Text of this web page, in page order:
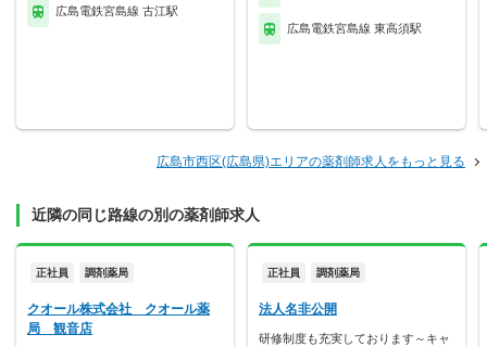
広島電鉄宮島線 古江駅
広島電鉄宮島線 東高須駅
広島市西区(広島県)エリアの薬剤師求人をもっと見る
近隣の同じ路線の別の薬剤師求人
正社員 調剤薬局
クオール株式会社 クオール薬
局 観音店
正社員 調剤薬局
法人名非公開
研修制度も充実しております～キャ